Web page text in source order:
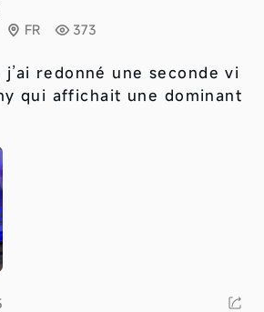
FR 373
j’ai redonné une seconde vi
qui affichait une dominant